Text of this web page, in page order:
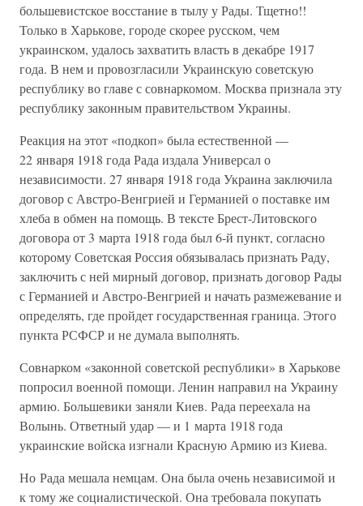
большевистское восстание в тылу у Рады. Тщетно!!
Только в Харькове, городе скорее русском, чем
украинском, удалось захватить власть в декабре 1917
года. В нем и провозгласили Украинскую советскую
республику во главе с совнаркомом. Москва признала эту
республику законным правительством Украины.
Реакция на этот «подкоп» была естественной —
22 января 1918 года Рада издала Универсал о
независимости. 27 января 1918 года Украина заключила
договор с Австро-Венгрией и Германией о поставке им
хлеба в обмен на помощь. В тексте Брест-Литовского
договора от 3 марта 1918 года был 6-й пункт, согласно
которому Советская Россия обязывалась признать Раду,
заключить с ней мирный договор, признать договор Рады
с Германией и Австро-Венгрией и начать размежевание и
определять, где пройдет государственная граница. Этого
пункта РСФСР и не думала выполнять.
Совнарком «законной советской республики» в Харькове
попросил военной помощи. Ленин направил на Украину
армию. Большевики заняли Киев. Рада переехала на
Волынь. Ответный удар — и 1 марта 1918 года
украинские войска изгнали Красную Армию из Киева.
Но Рада мешала немцам. Она была очень независимой и
к тому же социалистической. Она требовала покупать